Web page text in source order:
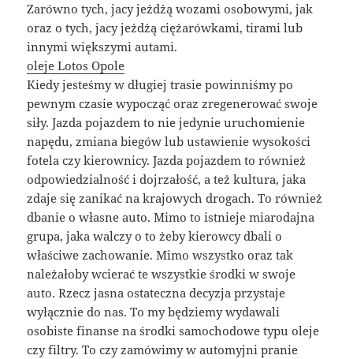
Zarówno tych, jacy jeżdżą wozami osobowymi, jak
oraz o tych, jacy jeżdżą ciężarówkami, tirami lub
innymi większymi autami.
oleje Lotos Opole
Kiedy jesteśmy w długiej trasie powinniśmy po
pewnym czasie wypocząć oraz zregenerować swoje
siły. Jazda pojazdem to nie jedynie uruchomienie
napędu, zmiana biegów lub ustawienie wysokości
fotela czy kierownicy. Jazda pojazdem to również
odpowiedzialność i dojrzałość, a też kultura, jaka
zdaje się zanikać na krajowych drogach. To również
dbanie o własne auto. Mimo to istnieje miarodajna
grupa, jaka walczy o to żeby kierowcy dbali o
właściwe zachowanie. Mimo wszystko oraz tak
należałoby wcierać te wszystkie środki w swoje
auto. Rzecz jasna ostateczna decyzja przystaje
wyłącznie do nas. To my będziemy wydawali
osobiste finanse na środki samochodowe typu oleje
czy filtry. To czy zamówimy w automyjni pranie